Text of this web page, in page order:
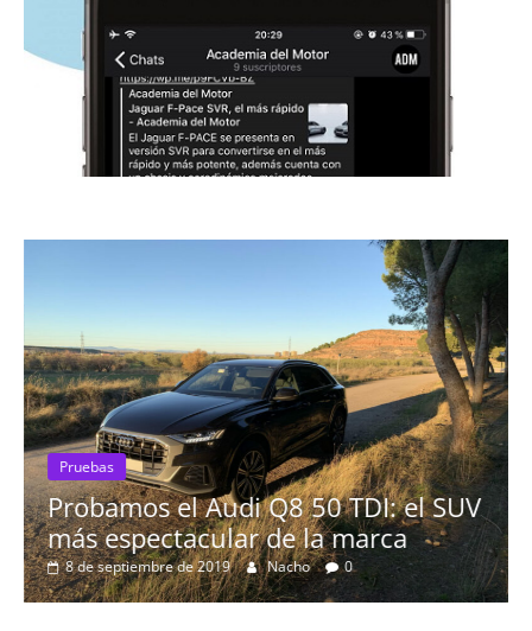
SUV
Pruebas
El Seat León 1.6 TDI 115cv a
16 de agosto de 2019 mospotter84